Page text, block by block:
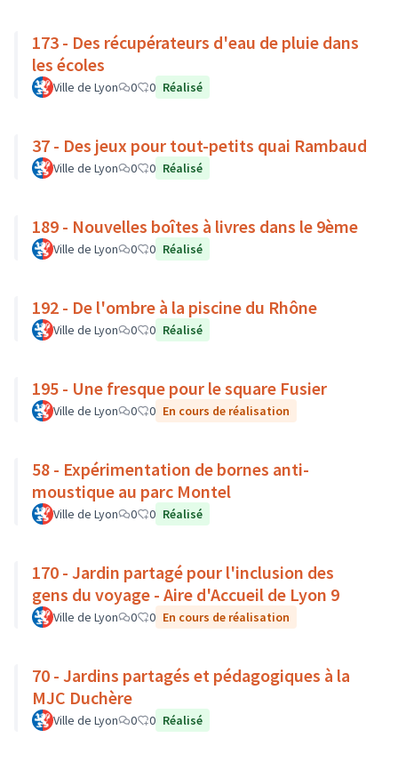
173 - Des récupérateurs d'eau de pluie dans
les écoles
Ville de Lyon 0 0 Réalisé
37 - Des jeux pour tout-petits quai Rambaud
Ville de Lyon 0 0 Réalisé
189 - Nouvelles boîtes à livres dans le 9ème
Ville de Lyon 0 0 Réalisé
192 - De l'ombre à la piscine du Rhône
Ville de Lyon 0 0 Réalisé
195 - Une fresque pour le square Fusier
Ville de Lyon 0 0 En cours de réalisation
58 - Expérimentation de bornes anti-
moustique au parc Montel
Ville de Lyon 0 0 Réalisé
170 - Jardin partagé pour l'inclusion des
gens du voyage - Aire d'Accueil de Lyon 9
Ville de Lyon 0 0 En cours de réalisation
70 - Jardins partagés et pédagogiques à la
MJC Duchère
Ville de Lyon 0 0 Réalisé